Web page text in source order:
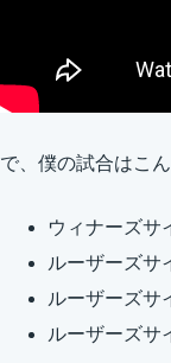
で、僕の試合はこ
ウィナーズサ
ルーザーズサ
ルーザーズサ
ルーザーズサ